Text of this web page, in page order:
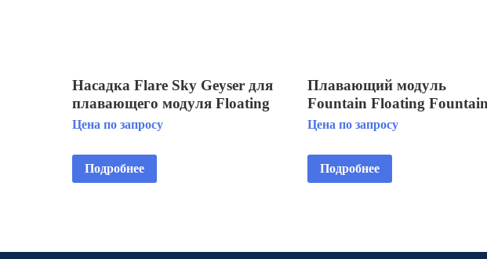
Насадка Flare Sky Geyser для
плавающего модуля Floating
Fountain 5 HP
Цена по запросу
Подробнее
Плавающий модуль
Fountain Floating Fountain
Horizontal 3 HP
Цена по запросу
Подробнее